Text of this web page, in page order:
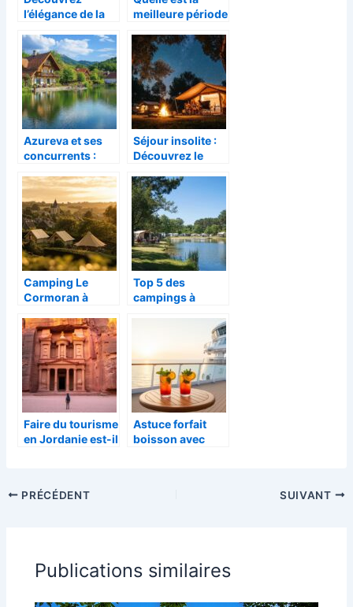
l’élégance de la
d’appartements
de luxe avec vue
sur la mer des
Caraïbes
meilleure période
Guadeloupe ?
Guide budgétaire
saisonnier
Azureva et ses
concurrents :
meilleurs villages
vacances en
France en 2026
Séjour insolite :
Découvrez le
Cormoran, un
havre de paix 5
étoiles pour une
expérience
unique
Camping Le
Cormoran à
Église : Escapade
5 étoiles en
Normandie pour
des vacances
inoubliables
Top 5 des
campings à
meilleur pour vos
vacances en
2026
Faire du tourisme
en Jordanie est-il
la sécurité au
Astuce forfait
boisson avec
PRÉCÉDENT SUIVANT
Publications similaires